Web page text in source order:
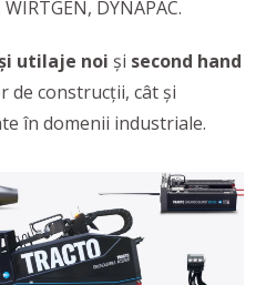
DYNAPAC.
utilaje noi și second hand
de construcții, cât și
în domenii industriale.